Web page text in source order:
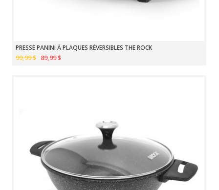
PRESSE PANINI À PLAQUES RÉVERSIBLES THE ROCK
99,99 $ 89,99 $